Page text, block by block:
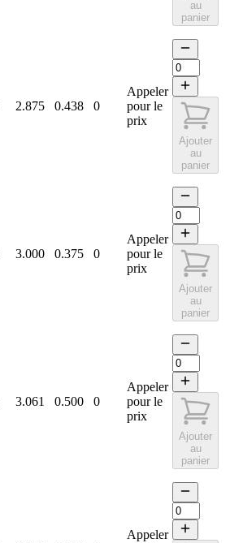
au
panier
2.875 0.438 0
Appeler
pour le
prix
Ajouter
au
panier
3.000 0.375 0
Appeler
pour le
prix
Ajouter
au
panier
3.061 0.500 0
Appeler
pour le
prix
Ajouter
au
panier
Appeler